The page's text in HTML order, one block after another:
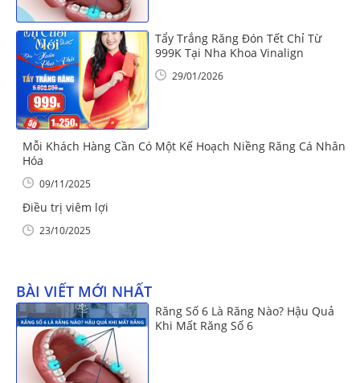
Tẩy Trắng Răng Đón Tết Chỉ Từ
999K Tại Nha Khoa Vinalign
29/01/2026
Mỗi Khách Hàng Cần Có Một Kế Hoạch Niềng Răng Cá Nhân
Hóa
09/11/2025
Điều trị viêm lợi
23/10/2025
BÀI VIẾT MỚI NHẤT
Răng Số 6 Là Răng Nào? Hậu Quả
Khi Mất Răng Số 6